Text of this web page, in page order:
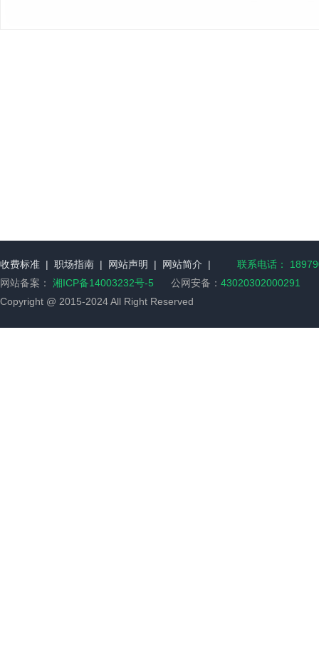
收费标准 | 职场指南 | 网站声明 | 网站简介 |
联系电话：
网站备案： 湘ICP备14003232号-5 公网安备： 43020302000291
Copyright @ 2015-2024 All Right Reserved